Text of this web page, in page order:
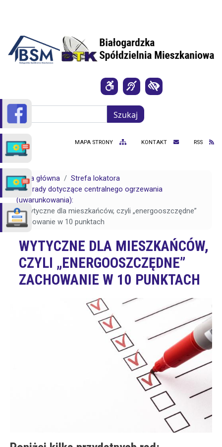
Szukaj
Szukaj
MAPA STRONY KONTAKT RSS
Strona główna
Strefa lokatora
Porady dotyczące centralnego ogrzewania
(uwarunkowania):
Wytyczne dla mieszkańców, czyli „energooszczędne”
zachowanie w 10 punktach
WYTYCZNE DLA MIESZKAŃCÓW,
CZYLI „ENERGOOSZCZĘDNE”
ZACHOWANIE W 10 PUNKTACH